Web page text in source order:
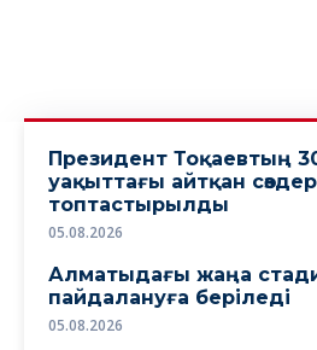
Президент Тоқаевтың
уақыттағы айтқан
топтастырылды
05.08.2026
Алматыдағы жаңа
пайдалануға беріледі
05.08.2026